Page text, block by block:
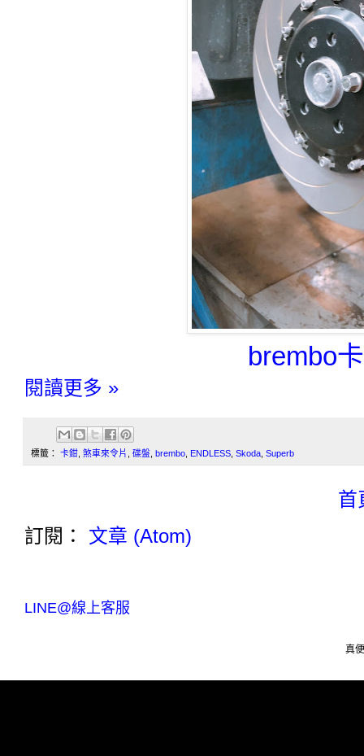
brembo
閱讀更多 »
標籤： 卡鉗 煞車來令片 碟盤 brembo ENDLESS Skoda Superb
首
訂閱： 文章 (Atom)
LINE@線上客服
真